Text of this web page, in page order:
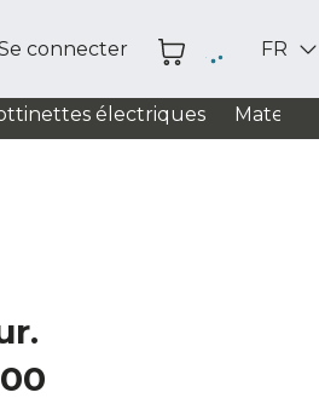
connecter FR
électriques Matelas